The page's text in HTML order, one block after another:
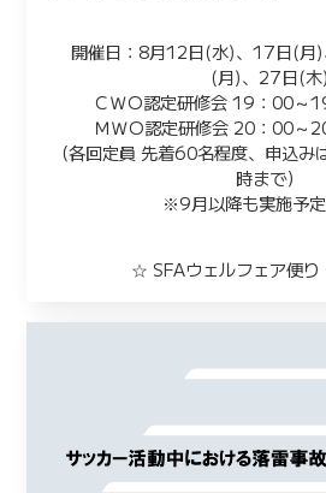
開催日：8月12日(水)、17日(
(月)、27日(木)
ＣＷＯ認定研修会 19：00～
ＭＷＯ認定研修会 20：00～
（各回定員 先着60名程度、申込
時まで）
※9月以降も実施予定
☆ SFAウェルフェア便